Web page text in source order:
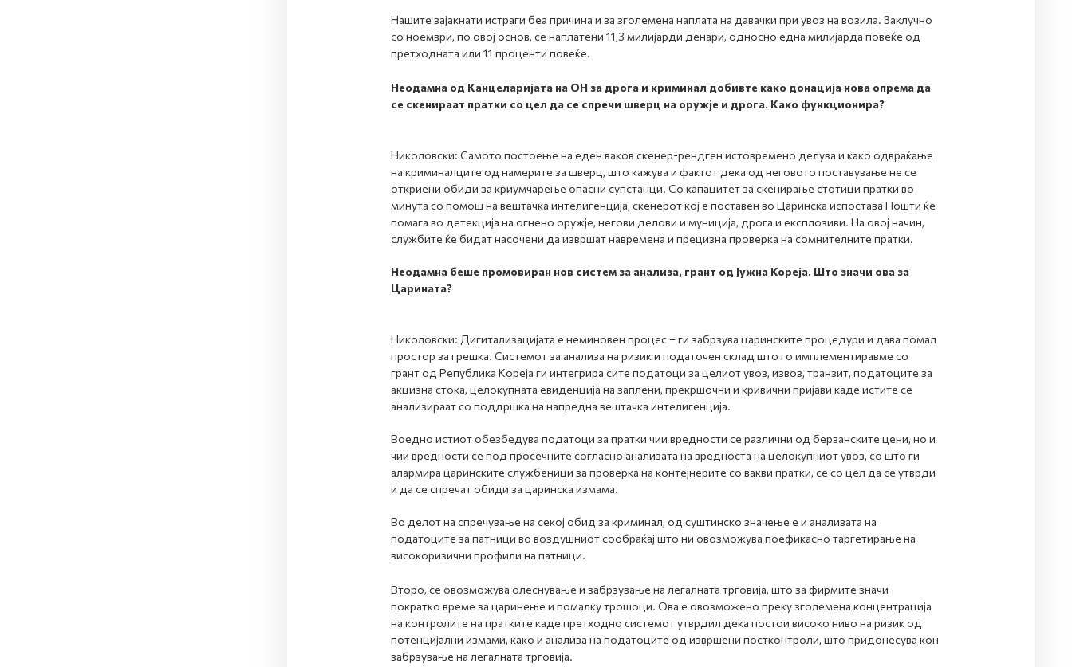
Нашите зајакнати истраги беа причина и за зголемена наплата на давачки при увоз на возила. Заклучно
со ноември, по овој основ, се наплатени 11,3 милијарди денари, односно една милијарда повеќе од
претходната или 11 проценти повеќе.
Неодамна од Канцеларијата на ОН за дрога и криминал добивте како донација нова опрема да
се скенираат пратки со цел да се спречи шверц на оружје и дрога. Како функционира?
Николовски: Самото постоење на еден ваков скенер-рендген истовремено делува и како одвраќање
на криминалците од намерите за шверц, што кажува и фактот дека од неговото поставување не се
откриени обиди за криумчарење опасни супстанци. Со капацитет за скенирање стотици пратки во
минута со помош на вештачка интелигенција, скенерот кој е поставен во Царинска испостава Пошти ќе
помага во детекција на огнено оружје, негови делови и муниција, дрога и експлозиви. На овој начин,
службите ќе бидат насочени да извршат навремена и прецизна проверка на сомнителните пратки.
Неодамна беше промовиран нов систем за анализа, грант од Јужна Кореја. Што значи ова за
Царината?
Николовски: Дигитализацијата е неминовен процес – ги забрзува царинските процедури и дава помал
простор за грешка. Системот за анализа на ризик и податочен склад што го имплементиравме со
грант од Република Кореја ги интегрира сите податоци за целиот увоз, извоз, транзит, податоците за
акцизна стока, целокупната евиденција на заплени, прекршочни и кривични пријави каде истите се
анализираат со поддршка на напредна вештачка интелигенција.
Воедно истиот обезбедува податоци за пратки чии вредности се различни од берзанските цени, но и
чии вредности се под просечните согласно анализата на вредноста на целокупниот увоз, со што ги
алармира царинските службеници за проверка на контејнерите со вакви пратки, се со цел да се утврди
и да се спречат обиди за царинска измама.
Во делот на спречување на секој обид за криминал, од суштинско значење е и анализата на
податоците за патници во воздушниот сообраќај што ни овозможува поефикасно таргетирање на
високоризични профили на патници.
Второ, се овозможува олеснување и забрзување на легалната трговија, што за фирмите значи
пократко време за царинење и помалку трошоци. Ова е овозможено преку зголемена концентрација
на контролите на пратките каде претходно системот утврдил дека постои високо ниво на ризик од
потенцијални измами, како и анализа на податоците од извршени постконтроли, што придонесува кон
забрзување на легалната трговија.